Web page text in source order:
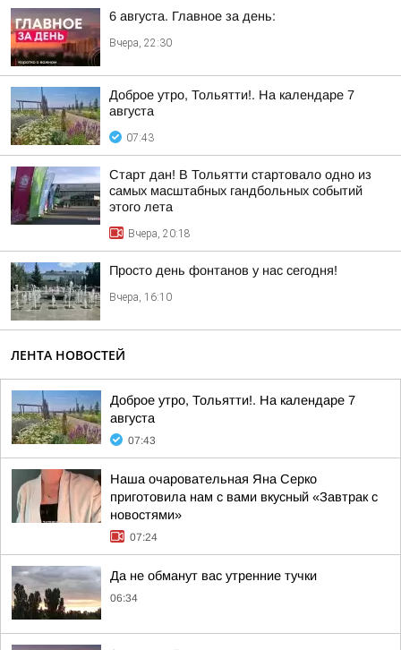
6 августа. Главное за день:
Вчера, 22:30
Доброе утро, Тольятти!. На календаре 7
августа
07:43
Старт дан! В Тольятти стартовало одно из
самых масштабных гандбольных событий
этого лета
Вчера, 20:18
Просто день фонтанов у нас сегодня!
Вчера, 16:10
ЛЕНТА НОВОСТЕЙ
Доброе утро, Тольятти!. На календаре 7
августа
07:43
Наша очаровательная Яна Серко
приготовила нам с вами вкусный «Завтрак с
новостями»
07:24
Да не обманут вас утренние тучки
06:34